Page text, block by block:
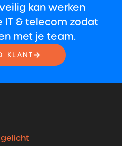
kan werken
IT & telecom zodat
met je team.
KLANT